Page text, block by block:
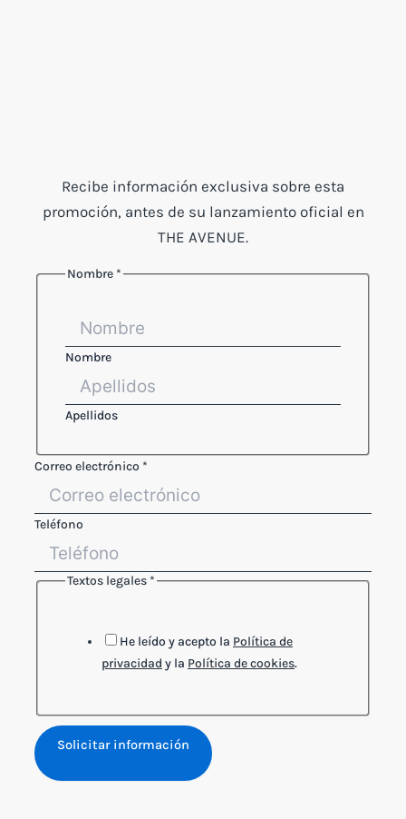
Recibe información exclusiva sobre esta
promoción, antes de su lanzamiento oficial en
THE AVENUE.
Nombre *
Nombre
Apellidos
Textos
electrónico
Layout
Correo electrónico *
Teléfono
Textos legales *
He leído y acepto la Política de
privacidad y la Política de cookies.
Solicitar información